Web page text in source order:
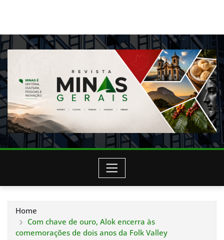
Home
Com chave de ouro, Alok encerra às
comemorações de dois anos da Folk Valley